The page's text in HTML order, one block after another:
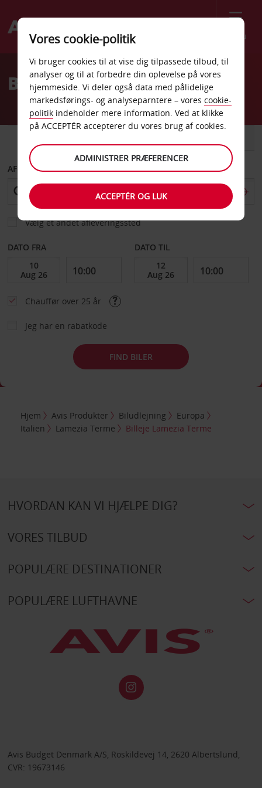
Menu
Welcome
AvisBilleje Lamezia Terme
AFHENT FRA
Vælg et andet afleveringssted
DATO FRA DATO TIL
Chauffør over 25 år
Jeg har en rabatkode
FIND BILER
Hjem Avis Produkter Biludlejning
Europa
Italien
Lamezia Terme Billeje Lamezia Terme
HVORDAN KAN VI HJÆLPE DIG?
VORES TILBUD
POPULÆRE DESTINATIONER
POPULÆRE LUFTHAVNE
Avis Budget Denmark A/S, Roskildevej 14, 2620 Albertslund,
CVR: 19673146
Vores cookie-politik
Vi bruger cookies til at vise dig tilpassede tilbud, til
analyser og til at forbedre din oplevelse på vores
hjemmeside. Vi deler også data med pålidelige
markedsførings- og analyseparntere – vores cookie-
politik indeholder mere information. Ved at klikke
på ACCEPTÉR accepterer du vores brug af cookies.
ADMINISTRER PRÆFERENCER
ACCEPTÉR OG LUK